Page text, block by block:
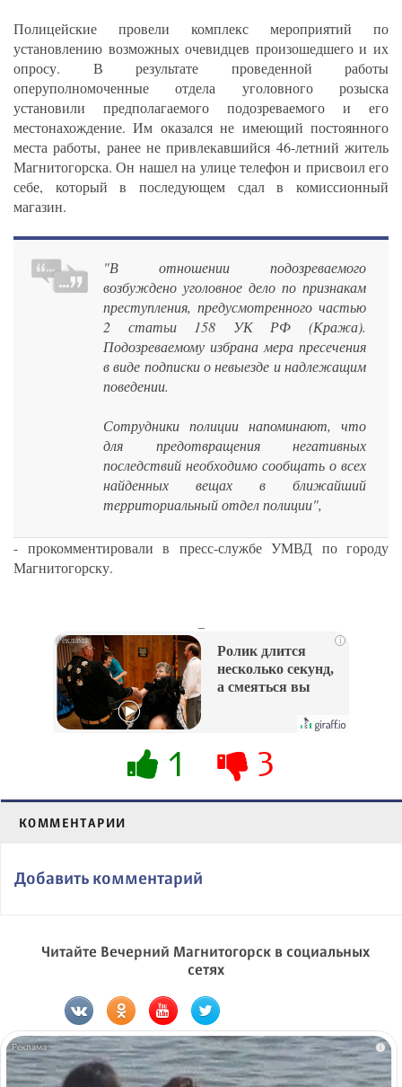
Полицейские провели комплекс мероприятий по
установлению возможных очевидцев произошедшего и их
опросу. В результате проведенной работы
оперуполномоченные отдела уголовного розыска
установили предполагаемого подозреваемого и его
местонахождение. Им оказался не имеющий постоянного
места работы, ранее не привлекавшийся 46-летний житель
Магнитогорска. Он нашел на улице телефон и присвоил его
себе, который в последующем сдал в комиссионный
магазин.
"В отношении подозреваемого
возбуждено уголовное дело по признакам
преступления, предусмотренного частью
2 статьи 158 УК РФ (Кража).
Подозреваемому избрана мера пресечения
в виде подписки о невыезде и надлежащим
поведении.
Сотрудники полиции напоминают, что
для предотвращения негативных
последствий необходимо сообщать о всех
найденных вещах в ближайший
территориальный отдел полиции",
- прокомментировали в пресс-службе УМВД по городу
Магнитогорску.
i
Ролик длится
несколько секунд,
а смеяться вы
1 3
КОММЕНТАРИИ
Добавить комментарий
Читайте Вечерний Магнитогорск в социальных
сетях
i